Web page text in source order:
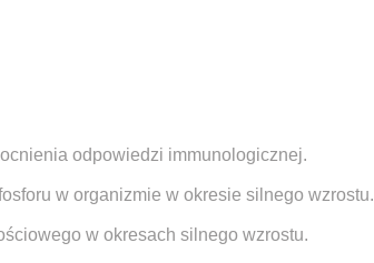
odpowiedzi immunologicznej.
w organizmie w okresie silnego wzrostu.
w okresach silnego wzrostu.